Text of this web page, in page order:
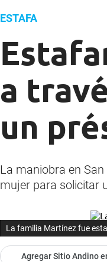
ESTAFA
a
un
La maniobra en
mujer para solicitar
La familia Martínez fue
Agregar Sitio Andino